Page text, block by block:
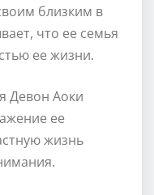
близким в
что ее семья
ее жизни.
Девон Аоки
ее
жизнь